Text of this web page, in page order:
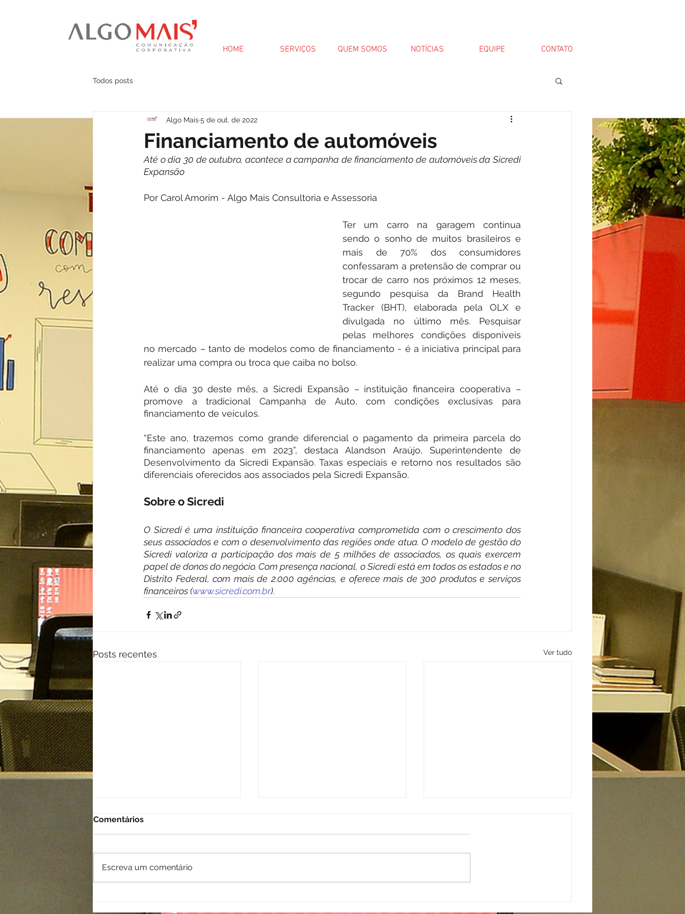
HOME SERVIÇOS QUEM SOMOS NOTÍCIAS EQUIPE CONTATO
Todos posts
Financiamento de automóveis
Algo Mais5 de out. de 2022
Até o dia 30 de outubro, acontece a campanha de financiamento de automóveis da Sicredi
Expansão
Por Carol Amorim - Algo Mais Consultoria e Assessoria
Ter um carro na garagem continua
sendo o sonho de muitos brasileiros e
mais de 70% dos consumidores
confessaram a pretensão de comprar ou
trocar de carro nos próximos 12 meses,
segundo pesquisa da Brand Health
Tracker (BHT), elaborada pela OLX e
divulgada no último mês. Pesquisar
pelas melhores condições disponíveis
no mercado – tanto de modelos como de financiamento - é a iniciativa principal para
realizar uma compra ou troca que caiba no bolso.
Até o dia 30 deste mês, a Sicredi Expansão – instituição financeira cooperativa –
promove a tradicional Campanha de Auto, com condições exclusivas para
financiamento de veículos.
“Este ano, trazemos como grande diferencial o pagamento da primeira parcela do
financiamento apenas em 2023”, destaca Alandson Araújo, Superintendente de
Desenvolvimento da Sicredi Expansão. Taxas especiais e retorno nos resultados são
diferenciais oferecidos aos associados pela Sicredi Expansão.
Sobre o Sicredi
O Sicredi é uma instituição financeira cooperativa comprometida com o crescimento dos
seus associados e com o desenvolvimento das regiões onde atua. O modelo de gestão do
Sicredi valoriza a participação dos mais de 5 milhões de associados, os quais exercem
papel de donos do negócio. Com presença nacional, o Sicredi está em todos os estados e no
Distrito Federal, com mais de 2.000 agências, e oferece mais de 300 produtos e serviços
financeiros (www.sicredi.com.br).
Posts recentes Ver tudo
Comentários
Escreva um comentário